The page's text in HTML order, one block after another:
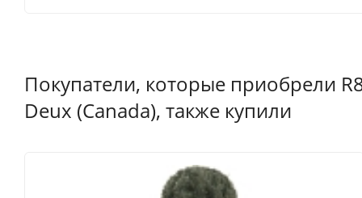
Покупатели, которые приобрели
Deux (Canada), также купили